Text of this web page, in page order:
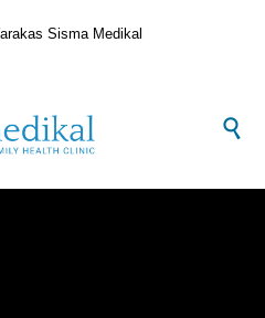
Sisma Medikal
